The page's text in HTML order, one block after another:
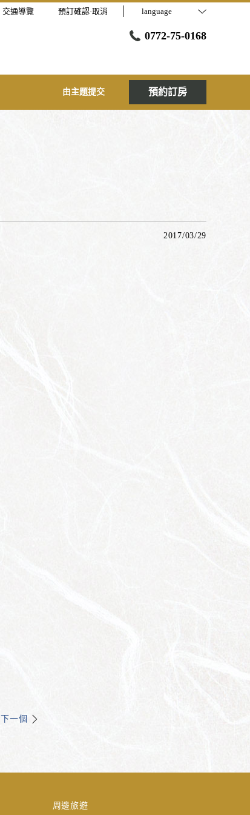
交通導覽 預訂確認·取消 language
0772-75-0168
由主題提交 預約訂房
2017/03/29
下一個
周邊旅遊